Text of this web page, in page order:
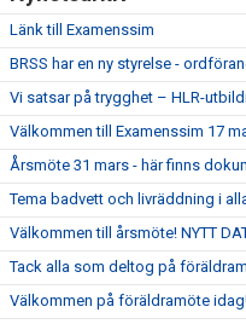
Länk till Examenssim
BRSS har en ny styrelse -
Vi satsar på trygghet – HLR-
Välkommen till Examenssim 17
Årsmöte 31 mars - här finns
Tema badvett och livräddning i
Välkommen till årsmöte! NYTT
Tack alla som deltog på
Välkommen på föräldramöte